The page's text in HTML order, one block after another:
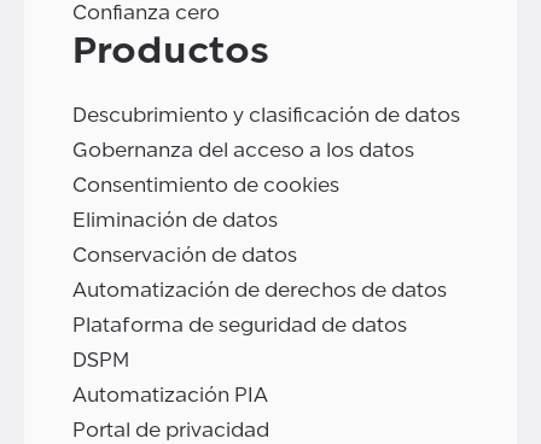
Confianza cero
Productos
Descubrimiento y clasificación de datos
Gobernanza del acceso a los datos
Consentimiento de cookies
Eliminación de datos
Conservación de datos
Automatización de derechos de datos
Plataforma de seguridad de datos
DSPM
Automatización PIA
Portal de privacidad